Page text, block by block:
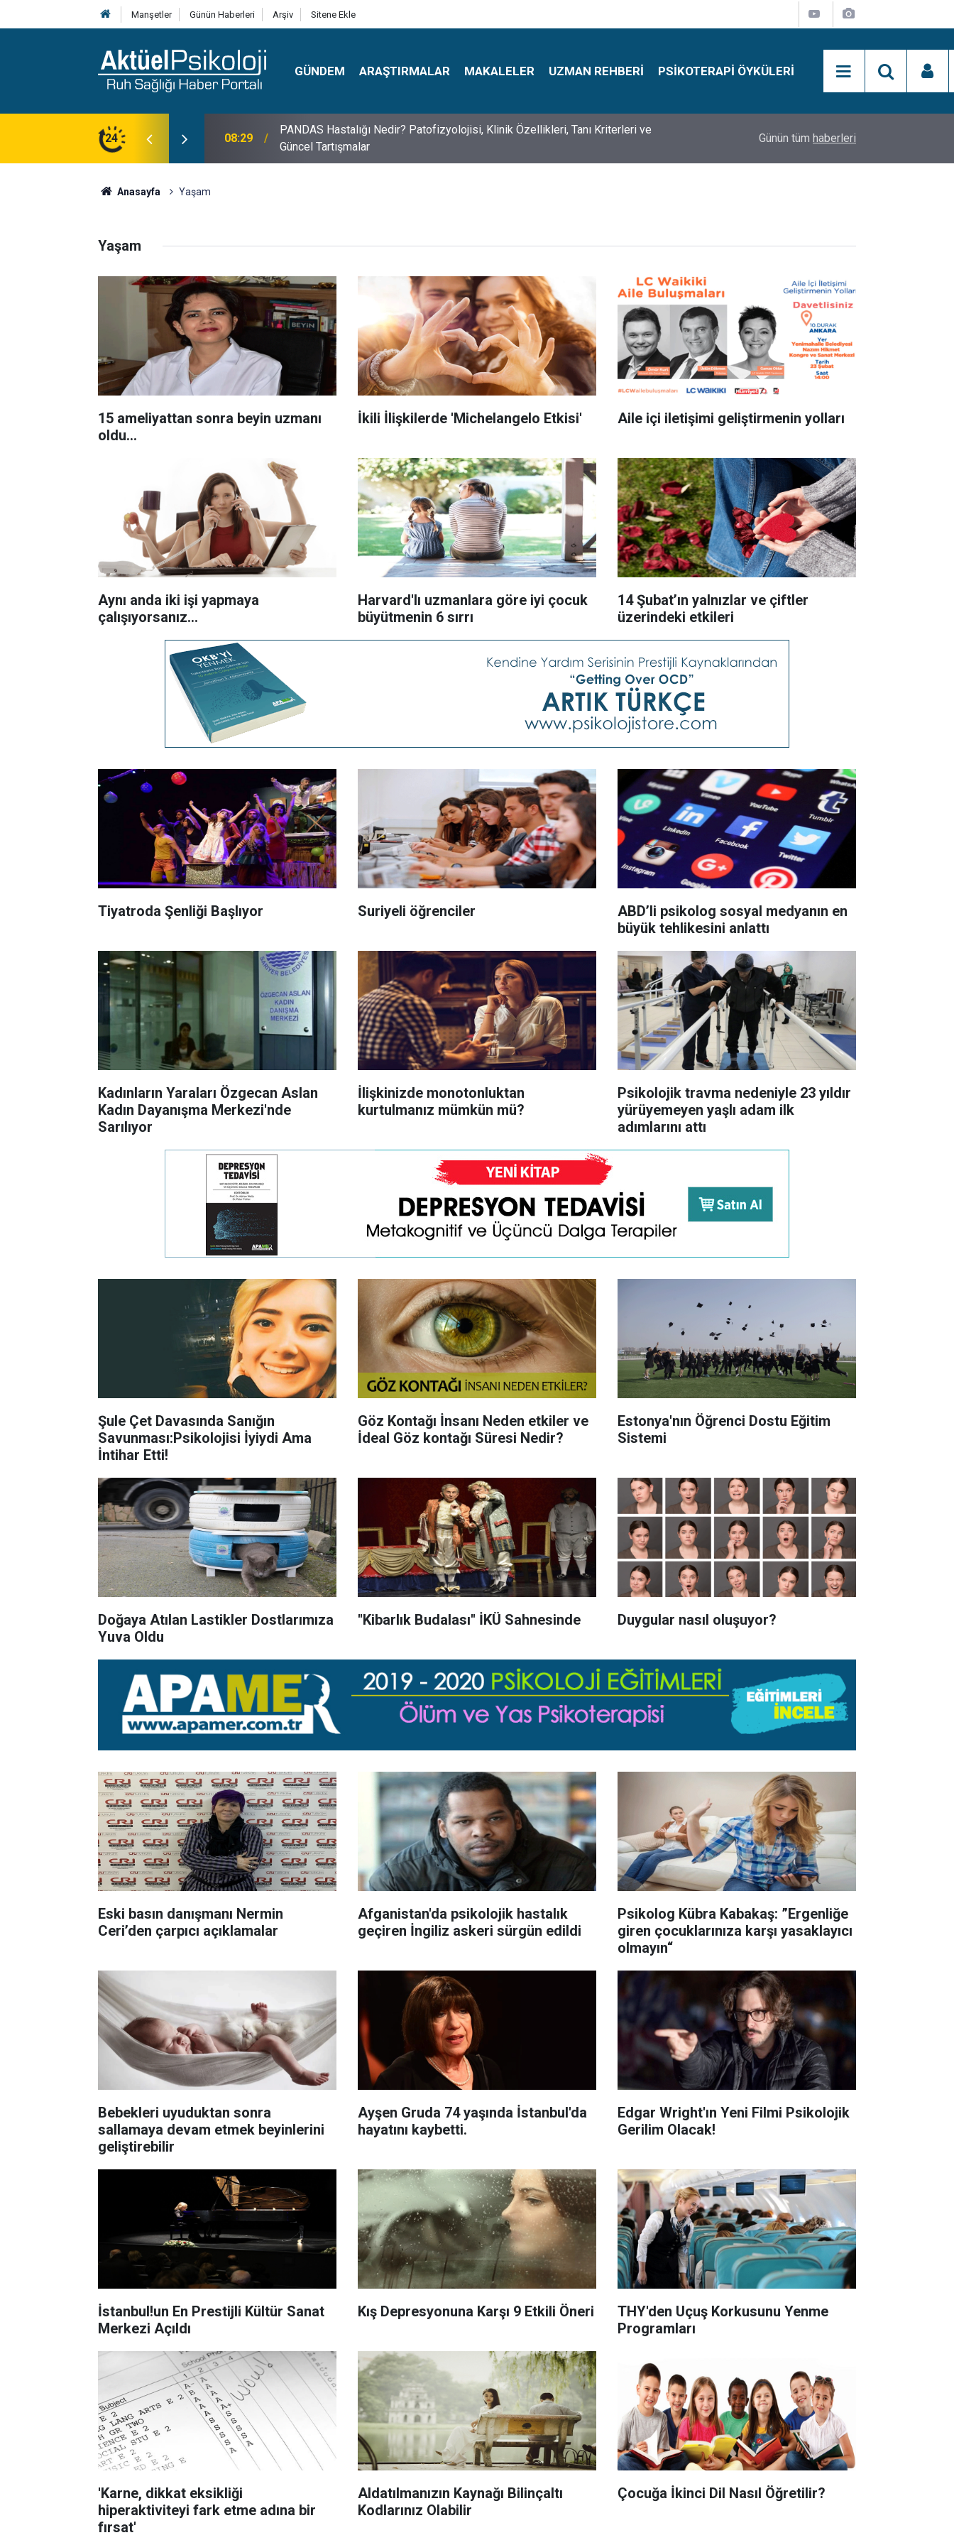
Manşetler Günün Haberleri Arşiv Sitene Ekle
GÜNDEM ARAŞTIRMALAR MAKALELER UZMAN REHBERI PSIKOTERAPI ÖYKÜLERI
24
Klinik Özellikleri, Tanı Kriterleri ve
10:30 10 Mayıs Psikologlar Günü Nasıl Ortaya Çıktı? 10 Mayıs Tarihinin Hikayesi Simon Says Dikkat Programı Nedir?
Günün tüm haberleri
Anasayfa Yaşam
Yaşam
15 ameliyattan sonra beyin uzmanı
oldu...
İkili İlişkilerde 'Michelangelo Etkisi' Aile içi iletişimi geliştirmenin yolları
Aynı anda iki işi yapmaya
çalışıyorsanız...
Harvard'lı uzmanlara göre iyi çocuk
büyütmenin 6 sırrı
14 Şubat’ın yalnızlar ve çiftler
üzerindeki etkileri
Tiyatroda Şenliği Başlıyor Suriyeli öğrenciler
ABD’li psikolog sosyal medyanın en
büyük tehlikesini anlattı
Kadınların Yaraları Özgecan Aslan
Kadın Dayanışma Merkezi'nde
Sarılıyor
İlişkinizde monotonluktan
kurtulmanız mümkün mü?
Psikolojik travma nedeniyle 23 yıldır
yürüyemeyen yaşlı adam ilk
adımlarını attı
Şule Çet Davasında Sanığın
Savunması:Psikolojisi İyiydi Ama
İntihar Etti!
Göz Kontağı İnsanı Neden etkiler ve
İdeal Göz kontağı Süresi Nedir?
Estonya'nın Öğrenci Dostu Eğitim
Sistemi
Doğaya Atılan Lastikler Dostlarımıza
Yuva Oldu
''Kibarlık Budalası'' İKÜ Sahnesinde Duygular nasıl oluşuyor?
Eski basın danışmanı Nermin
Ceri’den çarpıcı açıklamalar
Afganistan'da psikolojik hastalık
geçiren İngiliz askeri sürgün edildi
Psikolog Kübra Kabakaş: ”Ergenliğe
giren çocuklarınıza karşı yasaklayıcı
olmayın“
Bebekleri uyuduktan sonra
sallamaya devam etmek beyinlerini
geliştirebilir
Ayşen Gruda 74 yaşında İstanbul'da
hayatını kaybetti.
Edgar Wright'ın Yeni Filmi Psikolojik
Gerilim Olacak!
İstanbul!un En Prestijli Kültür Sanat
Merkezi Açıldı
Kış Depresyonuna Karşı 9 Etkili Öneri
THY'den Uçuş Korkusunu Yenme
Programları
'Karne, dikkat eksikliği
hiperaktiviteyi fark etme adına bir
fırsat'
Aldatılmanızın Kaynağı Bilinçaltı
Kodlarınız Olabilir
Çocuğa İkinci Dil Nasıl Öğretilir?